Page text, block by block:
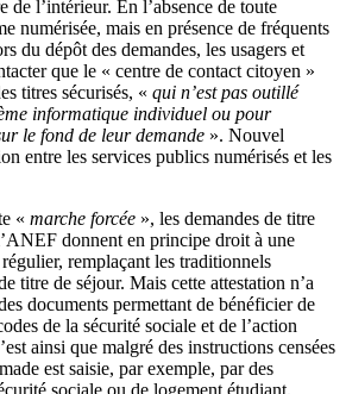
de l’intérieur. En l’absence de toute
numérisée, mais en présence de fréquents
du dépôt des demandes, les usagers et
que le « centre de contact citoyen »
titres sécurisés, « qui n’est pas outillé
informatique individuel ou pour
le fond de leur demande ». Nouvel
entre les services publics numérisés et les
« marche forcée », les demandes de titre
donnent en principe droit à une
remplaçant les traditionnels
titre de séjour. Mais cette attestation n’a
documents permettant de bénéficier de
de la sécurité sociale et de l’action
ainsi que malgré des instructions censées
est saisie, par exemple, par des
sociale ou de logement étudiant.